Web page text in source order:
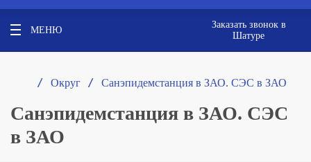
МЕНЮ
Заказать звонок в
Шатуре
/ Округ / Санэпидемстанция в ЗАО. СЭС в ЗАО
Санэпидемстанция в ЗАО. СЭС
в ЗАО